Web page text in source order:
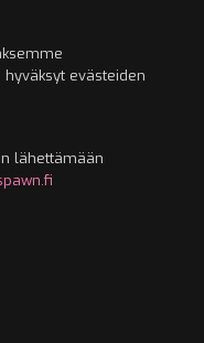
evästeiden
lähettämään